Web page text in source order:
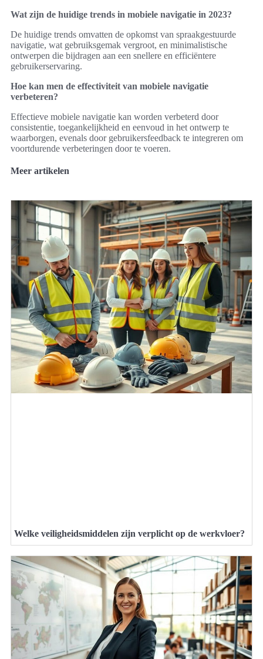
Wat zijn de huidige trends in mobiele navigatie in 2023?
De huidige trends omvatten de opkomst van spraakgestuurde
navigatie, wat gebruiksgemak vergroot, en minimalistische
ontwerpen die bijdragen aan een snellere en efficiëntere
gebruikerservaring.
Hoe kan men de effectiviteit van mobiele navigatie
verbeteren?
Effectieve mobiele navigatie kan worden verbeterd door
consistentie, toegankelijkheid en eenvoud in het ontwerp te
waarborgen, evenals door gebruikersfeedback te integreren om
voortdurende verbeteringen door te voeren.
Meer artikelen
Welke veiligheidsmiddelen zijn verplicht op de werkvloer?